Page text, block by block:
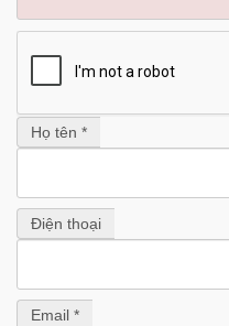
Họ tên *
Điện thoại
Email *